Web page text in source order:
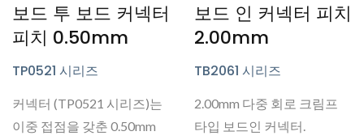
보드 투 보드 커넥터
피치 0.50mm
TP0521 시리즈
커넥터 (TP0521 시리즈)는
이중 접점을 갖춘 0.50mm
보드 인 커넥터 피치
2.00mm
TB2061 시리즈
2.00mm 다중 회로 크림프
타입 보드인 커넥터.